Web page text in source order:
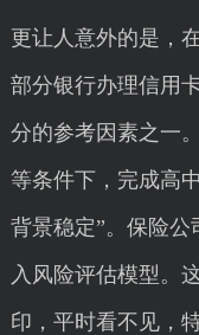
更让人意外的是，
部分银行办理信用
分的参考因素之一
等条件下，完成高
背景稳定”。保险
入风险评估模型。
印，平时看不见，